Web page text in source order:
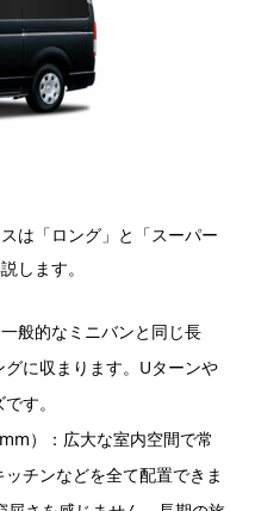
は「ロング」と「スーパー
します。
般的なミニバンと同じ長
に収まります。Uターンや
す。
）：広大な室内空間で常
チンなどを全て配置できま